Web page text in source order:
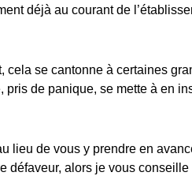
déjà au courant de
se cantonne à certaines
pris de panique, se mette à en
lieu de vous y prendre en
défaveur, alors je vous